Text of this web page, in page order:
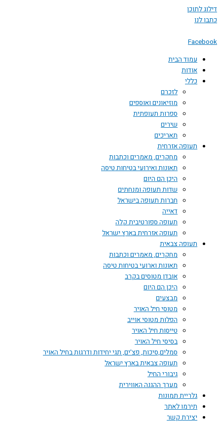
דילוג לתוכן
כתבו לנו
Facebook
עמוד הבית
אודות
כללי
לזכרם
מוזיאונים ואוספים
ספרות תעופתית
שירים
תאריכים
תעופה אזרחית
מחקרים, מאמרים וכתבות
תאונות ואירועי בטיחות טיסה
היכן הם היום
שדות תעופה ומנחתים
חברות תעופה בישראל
דאייה
תעופה ספורטיבית קלה
תעופה אזרחית בארץ ישראל
תעופה צבאית
מחקרים, מאמרים וכתבות
תאונות וארועי בטיחות טיסה
אובדן מטוסים בקרב
היכן הם היום
מבצעים
מטוסי חיל האויר
הפלות מטוסי אוייב
טייסות חיל האויר
בסיסי חיל האויר
סמלים,סיכות, פצ'ים, תגי יחידות ודרגות בחיל האויר
תעופה צבאית בארץ ישראל
גיבורי החיל
מערך ההגנה האווירית
גלריית תמונות
תירמו לאתר
יצירת קשר